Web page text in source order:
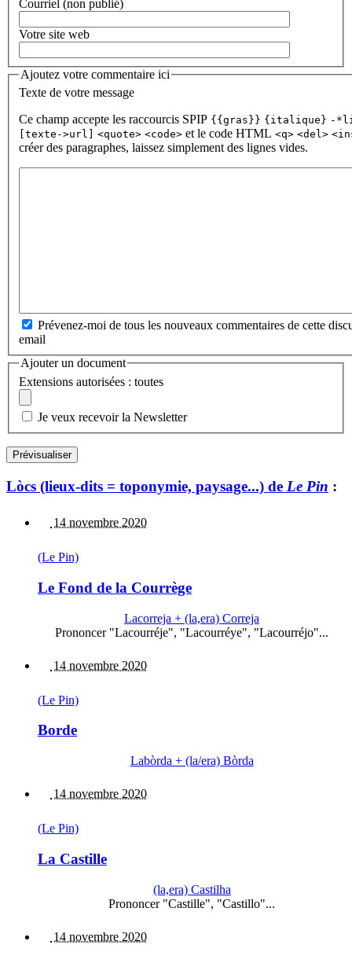
Courriel (non publié)
Votre site web
Ajoutez votre commentaire ici
Texte de votre message
Ce champ accepte les raccourcis SPIP {{gras}} {italique} -
[texte->url]
<quote> <code> et le code HTML <q> <del>
créer des paragraphes, laissez simplement des lignes vides.
Prévenez-moi de tous les nouveaux commentaires de cette
email
Ajouter un document
Extensions autorisées : toutes
Je veux recevoir la Newsletter
Lòcs (lieux-dits = toponymie, paysage...) de Le Pin :
14 novembre 2020
(Le Pin)
Le Fond de la Courrège
Lacorreja + (la,era) Correja
Prononcer "Lacourréje", "Lacourréye", "Lacourréjo"...
14 novembre 2020
(Le Pin)
Borde
Labòrda + (la/era) Bòrda
14 novembre 2020
(Le Pin)
La Castille
(la,era) Castilha
Prononcer "Castille", "Castillo"...
14 novembre 2020